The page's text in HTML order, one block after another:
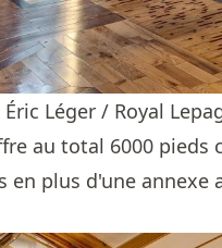
Léger / Royal
au total 6000
en plus d'une annexe